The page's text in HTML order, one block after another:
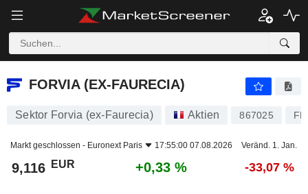
FORVIA (EX-FAURECIA)
FORVIA (EX-FAURECIA)
Sektor Forvia (ex-Faurecia) Aktien 867025
Markt geschlossen - Euronext Paris 17:55:00 07.08.2026 Veränd. 1. Jan.
9,116 EUR +0,33 % -33,07 %